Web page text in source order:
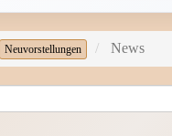
Neuvorstellungen News